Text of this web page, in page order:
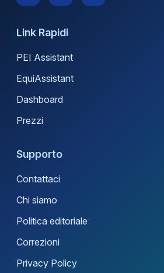
Link Rapidi
PEI Assistant
EquiAssistant
Dashboard
Prezzi
Supporto
Contattaci
Chi siamo
Politica editoriale
Correzioni
Privacy Policy